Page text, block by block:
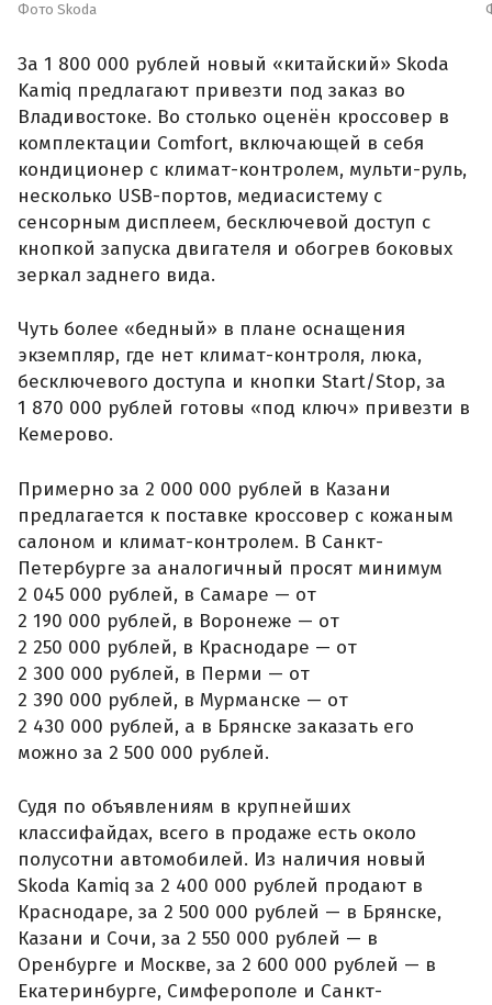
Фото Skoda
За 1 800 000 рублей новый «китайский» Skoda
Kamiq предлагают привезти под заказ во
Владивостоке. Во столько оценён кроссовер в
комплектации Comfort, включающей в себя
кондиционер с климат-контролем, мульти-руль,
несколько USB-портов, медиасистему с
сенсорным дисплеем, бесключевой доступ с
кнопкой запуска двигателя и обогрев боковых
зеркал заднего вида.
Чуть более «бедный» в плане оснащения
экземпляр, где нет климат-контроля, люка,
бесключевого доступа и кнопки Start/Stop, за
1 870 000 рублей готовы «под ключ» привезти в
Кемерово.
Примерно за 2 000 000 рублей в Казани
предлагается к поставке кроссовер с кожаным
салоном и климат-контролем. В Санкт-
Петербурге за аналогичный просят минимум
2 045 000 рублей, в Самаре — от
2 190 000 рублей, в Воронеже — от
2 250 000 рублей, в Краснодаре — от
2 300 000 рублей, в Перми — от
2 390 000 рублей, в Мурманске — от
2 430 000 рублей, а в Брянске заказать его
можно за 2 500 000 рублей.
Судя по объявлениям в крупнейших
классифайдах, всего в продаже есть около
полусотни автомобилей. Из наличия новый
Skoda Kamiq за 2 400 000 рублей продают в
Краснодаре, за 2 500 000 рублей — в Брянске,
Казани и Сочи, за 2 550 000 рублей — в
Оренбурге и Москве, за 2 600 000 рублей — в
Екатеринбурге, Симферополе и Санкт-